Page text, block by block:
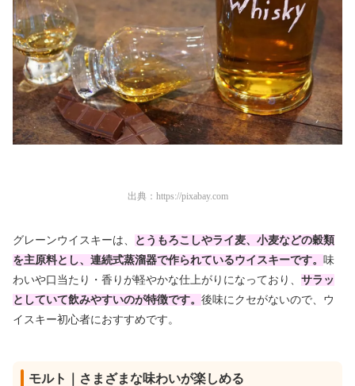
出典： https://pixabay.com
グレーンウイスキーは、
とうもろこしやライ麦、小麦などの穀類
を主原料とし、連続式蒸溜器で作られているウイスキーです。 味
わいや口当たり・香りが軽やかな仕上がりになっており、 サラッ
としていて飲みやすいのが特徴です。 後味にクセがないので、ウ
イスキー初心者におすすめです。
モルト｜さまざまな味わいが楽しめる